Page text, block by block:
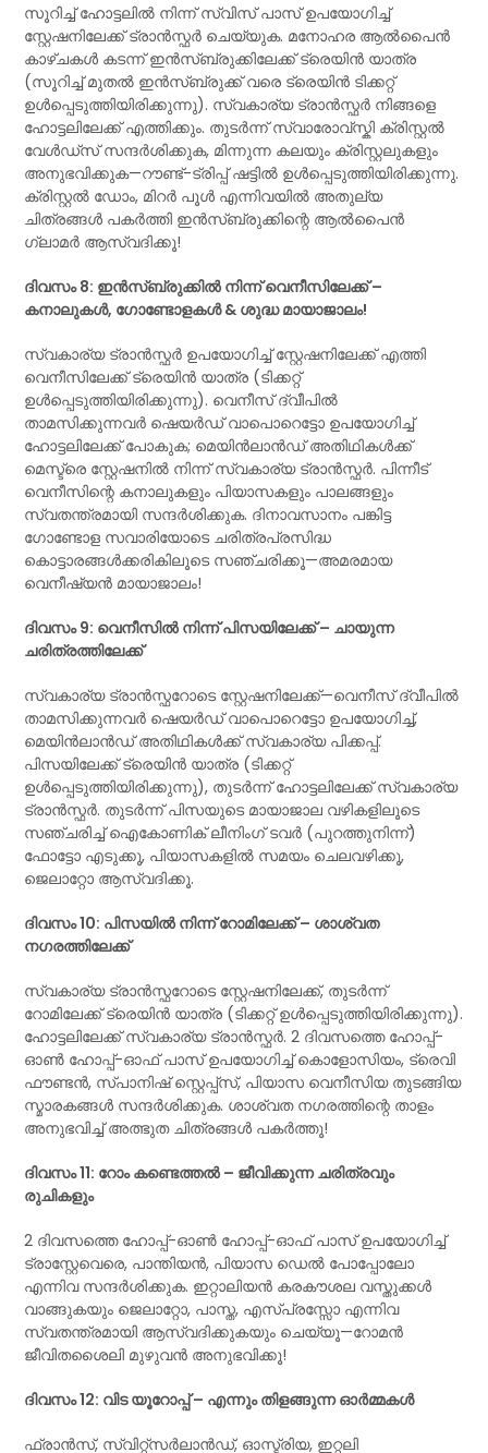
സൂറിച്ച് ഹോട്ടലിൽ നിന്ന് സ്വിസ് പാസ് ഉപയോഗിച്ച്
സ്റ്റേഷനിലേക്ക് ട്രാൻസ്ഫർ ചെയ്യുക. മനോഹര ആൽപൈൻ
കാഴ്ചകൾ കടന്ന് ഇൻസ്‌ബ്രുക്കിലേക്ക് ട്രെയിൻ യാത്ര
(സൂറിച്ച് മുതൽ ഇൻസ്‌ബ്രുക്ക് വരെ ട്രെയിൻ ടിക്കറ്റ്
ഉൾപ്പെടുത്തിയിരിക്കുന്നു). സ്വകാര്യ ട്രാൻസ്ഫർ നിങ്ങളെ
ഹോട്ടലിലേക്ക് എത്തിക്കും. തുടർന്ന് സ്വാരോവ്സ്കി ക്രിസ്റ്റൽ
വേൾഡ്സ് സന്ദർശിക്കുക, മിന്നുന്ന കലയും ക്രിസ്റ്റലുകളും
അനുഭവിക്കുക—റൗണ്ട്-ട്രിപ്പ് ഷട്ടിൽ ഉൾപ്പെടുത്തിയിരിക്കുന്നു.
ക്രിസ്റ്റൽ ഡോം, മിറർ പൂൾ എന്നിവയിൽ അതുല്യ
ചിത്രങ്ങൾ പകർത്തി ഇൻസ്‌ബ്രുക്കിന്റെ ആൽപൈൻ
ഗ്ലാമർ ആസ്വദിക്കൂ!
ദിവസം 8: ഇൻസ്‌ബ്രുക്കിൽ നിന്ന് വെനീസിലേക്ക് –
കനാലുകൾ, ഗോണ്ടോളകൾ & ശുദ്ധ മായാജാലം!
സ്വകാര്യ ട്രാൻസ്ഫർ ഉപയോഗിച്ച് സ്റ്റേഷനിലേക്ക് എത്തി
വെനീസിലേക്ക് ട്രെയിൻ യാത്ര (ടിക്കറ്റ്
ഉൾപ്പെടുത്തിയിരിക്കുന്നു). വെനീസ് ദ്വീപിൽ
താമസിക്കുന്നവർ ഷെയർഡ് വാപൊറെട്ടോ ഉപയോഗിച്ച്
ഹോട്ടലിലേക്ക് പോകുക; മെയിൻലാൻഡ് അതിഥികൾക്ക്
മെസ്ട്രെ സ്റ്റേഷനിൽ നിന്ന് സ്വകാര്യ ട്രാൻസ്ഫർ. പിന്നീട്
വെനീസിന്റെ കനാലുകളും പിയാസകളും പാലങ്ങളും
സ്വതന്ത്രമായി സന്ദർശിക്കുക. ദിനാവസാനം പങ്കിട്ട
ഗോണ്ടോള സവാരിയോടെ ചരിത്രപ്രസിദ്ധ
കൊട്ടാരങ്ങൾക്കരികിലൂടെ സഞ്ചരിക്കൂ—അമരമായ
വെനീഷ്യൻ മായാജാലം!
ദിവസം 9: വെനീസിൽ നിന്ന് പിസയിലേക്ക് – ചായുന്ന
ചരിത്രത്തിലേക്ക്
സ്വകാര്യ ട്രാൻസ്ഫറോടെ സ്റ്റേഷനിലേക്ക്—വെനീസ് ദ്വീപിൽ
താമസിക്കുന്നവർ ഷെയർഡ് വാപൊറെട്ടോ ഉപയോഗിച്ച്,
മെയിൻലാൻഡ് അതിഥികൾക്ക് സ്വകാര്യ പിക്കപ്പ്.
പിസയിലേക്ക് ട്രെയിൻ യാത്ര (ടിക്കറ്റ്
ഉൾപ്പെടുത്തിയിരിക്കുന്നു), തുടർന്ന് ഹോട്ടലിലേക്ക് സ്വകാര്യ
ട്രാൻസ്ഫർ. തുടർന്ന് പിസയുടെ മായാജാല വഴികളിലൂടെ
സഞ്ചരിച്ച് ഐകോണിക് ലീനിംഗ് ടവർ (പുറത്തുനിന്ന്)
ഫോട്ടോ എടുക്കൂ, പിയാസകളിൽ സമയം ചെലവഴിക്കൂ,
ജെലാറ്റോ ആസ്വദിക്കൂ.
ദിവസം 10: പിസയിൽ നിന്ന് റോമിലേക്ക് – ശാശ്വത
നഗരത്തിലേക്ക്
സ്വകാര്യ ട്രാൻസ്ഫറോടെ സ്റ്റേഷനിലേക്ക്, തുടർന്ന്
റോമിലേക്ക് ട്രെയിൻ യാത്ര (ടിക്കറ്റ് ഉൾപ്പെടുത്തിയിരിക്കുന്നു).
ഹോട്ടലിലേക്ക് സ്വകാര്യ ട്രാൻസ്ഫർ. 2 ദിവസത്തെ ഹോപ്പ്-
ഓൺ ഹോപ്പ്-ഓഫ് പാസ് ഉപയോഗിച്ച് കൊളോസിയം, ട്രെവി
ഫൗണ്ടൻ, സ്പാനിഷ് സ്റ്റെപ്പ്സ്, പിയാസ വെനീസിയ തുടങ്ങിയ
സ്മാരകങ്ങൾ സന്ദർശിക്കുക. ശാശ്വത നഗരത്തിന്റെ താളം
അനുഭവിച്ച് അത്ഭുത ചിത്രങ്ങൾ പകർത്തൂ!
ദിവസം 11: റോം കണ്ടെത്തൽ – ജീവിക്കുന്ന ചരിത്രവും
രുചികളും
2 ദിവസത്തെ ഹോപ്പ്-ഓൺ ഹോപ്പ്-ഓഫ് പാസ് ഉപയോഗിച്ച്
ട്രാസ്റ്റേവെരെ, പാന്തിയൻ, പിയാസ ഡെൽ പോപ്പോലോ
എന്നിവ സന്ദർശിക്കുക. ഇറ്റാലിയൻ കരകൗശല വസ്തുക്കൾ
വാങ്ങുകയും ജെലാറ്റോ, പാസ്ത, എസ്പ്രസ്സോ എന്നിവ
സ്വതന്ത്രമായി ആസ്വദിക്കുകയും ചെയ്യൂ—റോമൻ
ജീവിതശൈലി മുഴുവൻ അനുഭവിക്കൂ!
ദിവസം 12: വിട യൂറോപ്പ് – എന്നും തിളങ്ങുന്ന ഓർമ്മകൾ
ഫ്രാൻസ്, സ്വിറ്റ്സർലാൻഡ്, ഓസ്ട്രിയ, ഇറ്റലി